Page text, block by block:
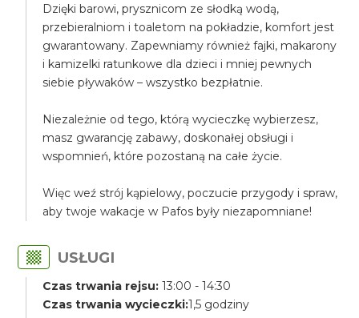
Dzięki barowi, prysznicom ze słodką wodą,
przebieralniom i toaletom na pokładzie, komfort jest
gwarantowany. Zapewniamy również fajki, makarony
i kamizelki ratunkowe dla dzieci i mniej pewnych
siebie pływaków – wszystko bezpłatnie.
Niezależnie od tego, którą wycieczkę wybierzesz,
masz gwarancję zabawy, doskonałej obsługi i
wspomnień, które pozostaną na całe życie.
Więc weź strój kąpielowy, poczucie przygody i spraw,
aby twoje wakacje w Pafos były niezapomniane!
USŁUGI
Czas trwania rejsu: 13:00 - 14:30
Czas trwania wycieczki:1,5 godziny